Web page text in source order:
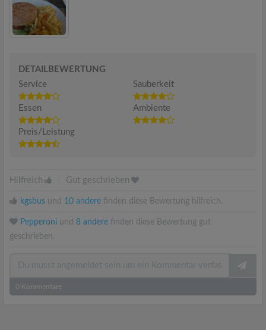
DETAILBEWERTUNG
Service
Sauberkeit
Essen Ambiente
Preis/Leistung
Hilfreich Gut geschrieben
kgsbus und 10 andere finden diese Bewertung hilfreich.
Pepperoni und 8 andere finden diese Bewertung gut
geschrieben.
0 Kommentare